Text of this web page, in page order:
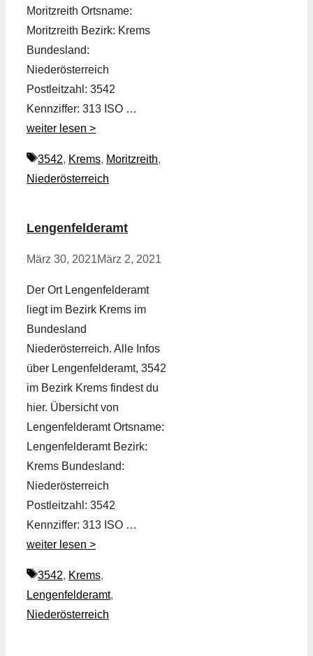
Moritzreith Ortsname:
Moritzreith Bezirk: Krems
Bundesland:
Niederösterreich
Postleitzahl: 3542
Kennziffer: 313 ISO …
weiter lesen >
Schlagwörter
3542, Krems, Moritzreith,
Niederösterreich
Lengenfelderamt
März 30, 2021März 2, 2021
Der Ort Lengenfelderamt
liegt im Bezirk Krems im
Bundesland
Niederösterreich. Alle Infos
über Lengenfelderamt, 3542
im Bezirk Krems findest du
hier. Übersicht von
Lengenfelderamt Ortsname:
Lengenfelderamt Bezirk:
Krems Bundesland:
Niederösterreich
Postleitzahl: 3542
Kennziffer: 313 ISO …
weiter lesen >
Schlagwörter
3542, Krems,
Lengenfelderamt,
Niederösterreich